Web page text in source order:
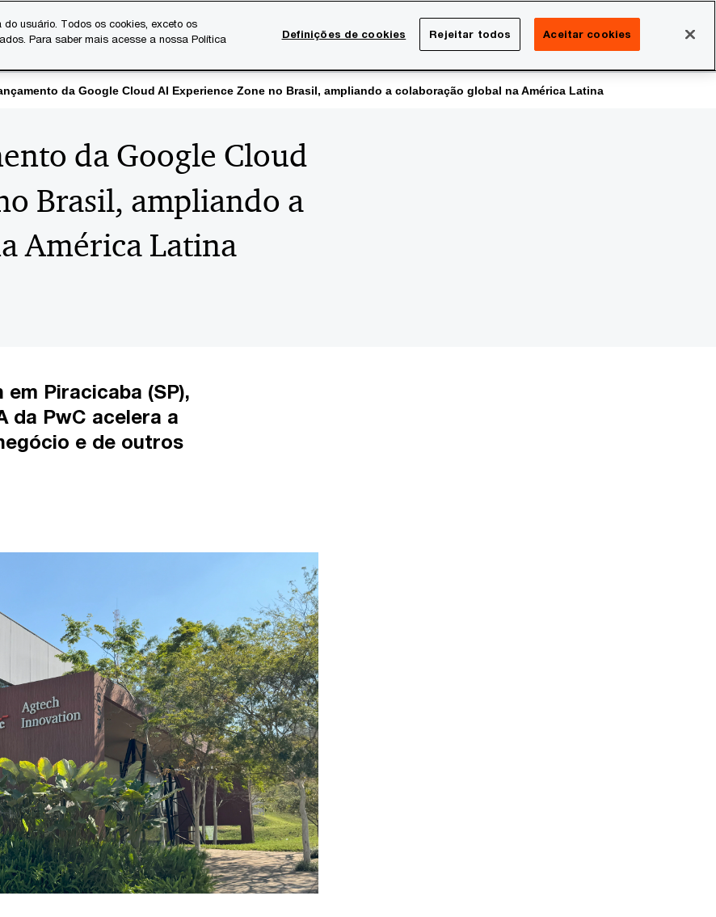
Sala de imprensa
da Google Cloud AI Experience Zone no Brasil, ampliando a colaboração global na América Latina
da Google Cloud
Brasil, ampliando a
América Latina
Piracicaba (SP),
da PwC acelera a
e de outros
usuário. Todos os cookies, exceto os
Para saber mais acesse a nossa Política
Definições de cookies Rejeitar todos Aceitar cookies